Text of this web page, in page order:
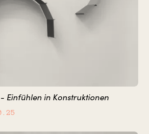
Einfühlen in Konstruktionen